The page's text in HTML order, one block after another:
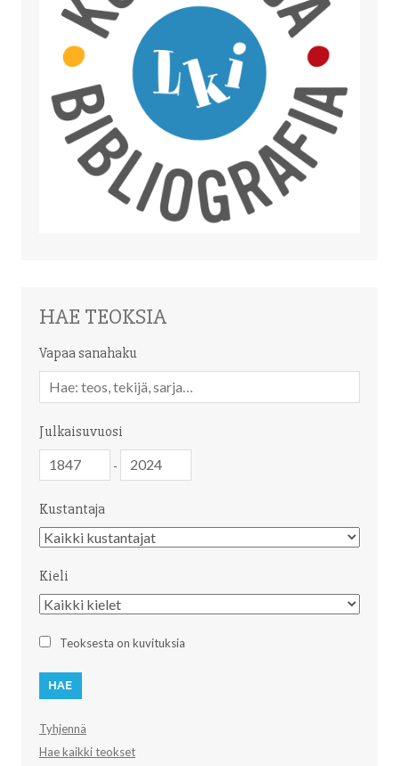
HAE TEOKSIA
Vapaa sanahaku
sanahaku
Julkaisuvuosi
-
Kustantaja
Kustantaja
Kieli
Kieli
Teoksesta on kuvituksia
Tyhjennä
Hae kaikki teokset